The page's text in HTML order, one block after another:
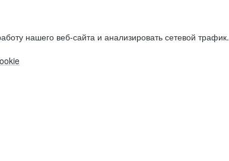
нашего веб-сайта и анализировать сетевой трафик.